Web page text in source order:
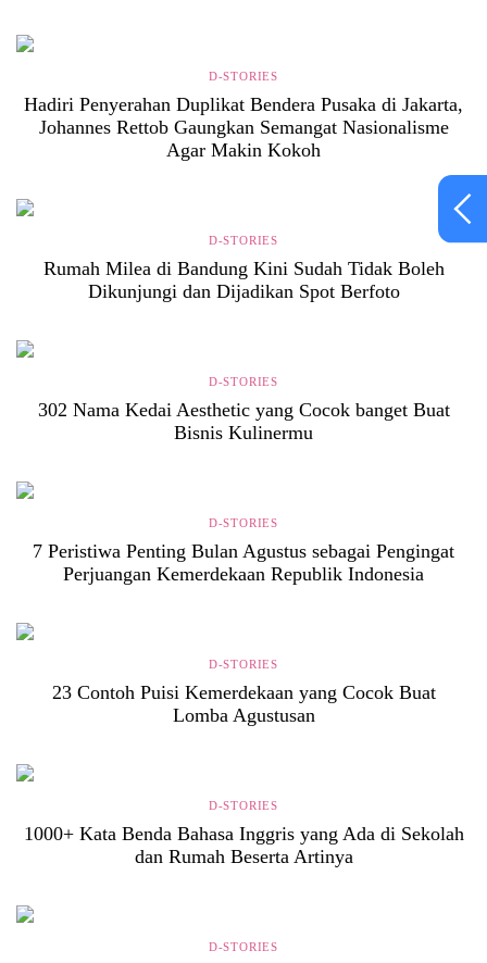
D-STORIES
Hadiri Penyerahan Duplikat Bendera Pusaka di Jakarta,
Johannes Rettob Gaungkan Semangat Nasionalisme
Agar Makin Kokoh
D-STORIES
Rumah Milea di Bandung Kini Sudah Tidak Boleh
Dikunjungi dan Dijadikan Spot Berfoto
D-STORIES
302 Nama Kedai Aesthetic yang Cocok banget Buat
Bisnis Kulinermu
D-STORIES
7 Peristiwa Penting Bulan Agustus sebagai Pengingat
Perjuangan Kemerdekaan Republik Indonesia
D-STORIES
23 Contoh Puisi Kemerdekaan yang Cocok Buat
Lomba Agustusan
D-STORIES
1000+ Kata Benda Bahasa Inggris yang Ada di Sekolah
dan Rumah Beserta Artinya
D-STORIES